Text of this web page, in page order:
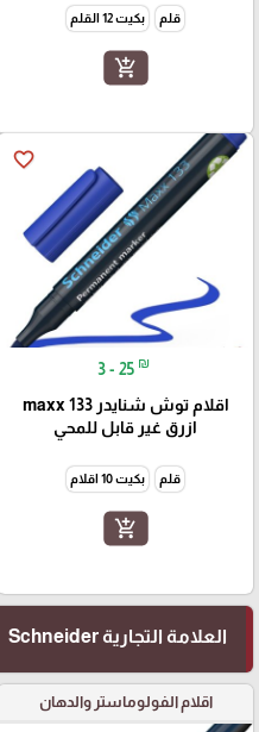
قلم بكيت 12 القلم
add_shopping_cart
favorite_border
3 - 25 ₪
اقلام توش شنايدر maxx 133
ازرق غير قابل للمحي
قلم بكيت 10 اقلام
add_shopping_cart
العلامة التجارية Schneider
اقلام الفولوماستر والدهان